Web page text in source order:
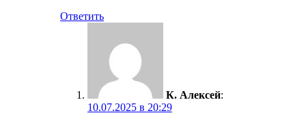
Ответить
К. Алексей:
10.07.2025 в 20:29